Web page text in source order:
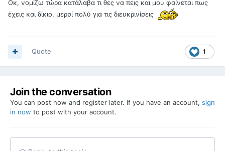
Οκ, νομίζω τώρα κατάλαβα τι θες να πεις και μου φαίνεται πως
έχεις και δίκιο, μερσί πολύ για τις διευκρινίσεις
1
Quote
Join the conversation
You can post now and register later. If you have an account, sign
in now to post with your account.